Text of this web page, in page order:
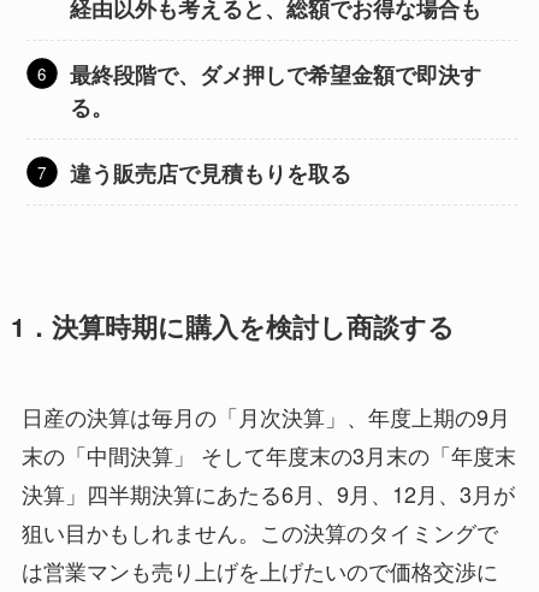
経由以外も考えると、総額でお得な場合も
最終段階で、ダメ押しで希望金額で即決す
る。
違う販売店で見積もりを取る
1．決算時期に購入を検討し商談する
日産の決算は毎月の「月次決算」、年度上期の9月
末の「中間決算」 そして年度末の3月末の「年度末
決算」四半期決算にあたる6月、9月、12月、3月が
狙い目かもしれません。この決算のタイミングで
は営業マンも売り上げを上げたいので価格交渉に